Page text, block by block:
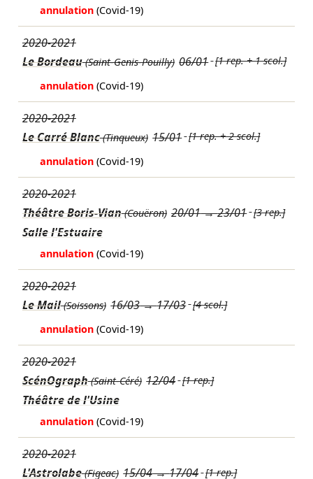
annulation (Covid-19)
2020-2021
Le Bordeau(Saint-Genis-Pouilly) 06/01 [1 rep. + 1 scol.]
annulation (Covid-19)
2020-2021
Le Carré Blanc(Tinqueux) 15/01 [1 rep. + 2 scol.]
annulation (Covid-19)
2020-2021
Théâtre Boris-Vian(Couëron) 20/01→23/01 [3 rep.]
Salle l'Estuaire
annulation (Covid-19)
2020-2021
Le Mail(Soissons) 16/03→17/03 [4 scol.]
annulation (Covid-19)
2020-2021
ScénOgraph(Saint-Céré) 12/04 [1 rep.]
Théâtre de l'Usine
annulation (Covid-19)
2020-2021
L'Astrolabe(Figeac) 15/04→17/04 [1 rep.]